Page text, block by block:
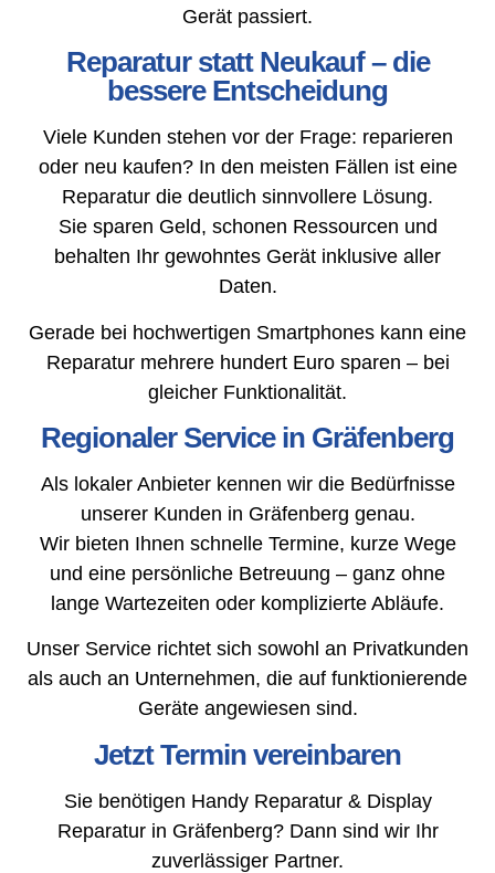
Gerät passiert.
Reparatur statt Neukauf – die
bessere Entscheidung
Viele Kunden stehen vor der Frage: reparieren
oder neu kaufen? In den meisten Fällen ist eine
Reparatur die deutlich sinnvollere Lösung.
Sie sparen Geld, schonen Ressourcen und
behalten Ihr gewohntes Gerät inklusive aller
Daten.
Gerade bei hochwertigen Smartphones kann eine
Reparatur mehrere hundert Euro sparen – bei
gleicher Funktionalität.
Regionaler Service in Gräfenberg
Als lokaler Anbieter kennen wir die Bedürfnisse
unserer Kunden in Gräfenberg genau.
Wir bieten Ihnen schnelle Termine, kurze Wege
und eine persönliche Betreuung – ganz ohne
lange Wartezeiten oder komplizierte Abläufe.
Unser Service richtet sich sowohl an Privatkunden
als auch an Unternehmen, die auf funktionierende
Geräte angewiesen sind.
Jetzt Termin vereinbaren
Sie benötigen Handy Reparatur & Display
Reparatur in Gräfenberg? Dann sind wir Ihr
zuverlässiger Partner.